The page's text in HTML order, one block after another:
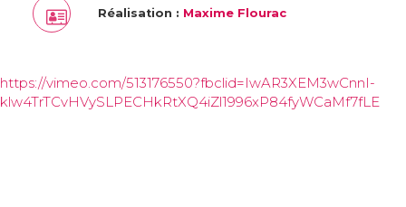
Réalisation : Maxime Flourac
https://vimeo.com/513176550?fbclid=IwAR3XEM3wCnnI-
klw4TrTCvHVySLPECHkRtXQ4iZl1996xP84fyWCaMf7fLE